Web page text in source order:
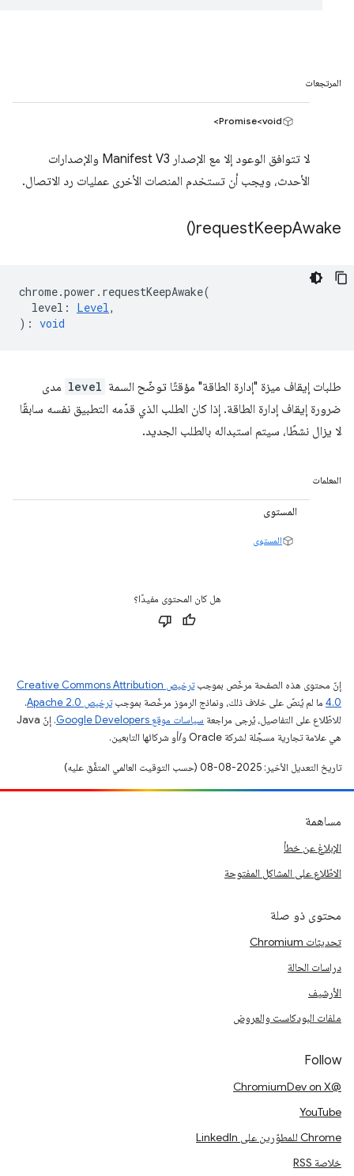
المرتجعات
Promise<void>
لا تتوافق الوعود إلا مع الإصدار Manifest V3 والإصدارات
الأحدث، ويجب أن تستخدم المنصات الأخرى عمليات رد الاتصال.
requestKeepAwake(
)
chrome.power . requestKeepAwake(
level : Level,
) : void
طلبات إيقاف ميزة "إدارة الطاقة" مؤقتًا توضّح السمة level مدى
ضرورة إيقاف إدارة الطاقة. إذا كان الطلب الذي قدّمه التطبيق نفسه سابقًا
لا يزال نشطًا، سيتم استبداله بالطلب الجديد.
المعلمات
المستوى
المستوى
هل كان المحتوى مفيدًا؟
إنّ محتوى هذه الصفحة مرخّص بموجب
ترخيص Creative Commons Attribution
4.0‏ ما لم يُنصّ على خلاف ذلك، ونماذج الرموز مرخّصة بموجبترخيص Apache 2.0‏
.
للاطّلاع على التفاصيل، يُرجى مراجعة سياسات موقع Google Developers‏
. إنّ Java
هي علامة تجارية مسجَّلة لشركة Oracle و/أو شركائها التابعين.
تاريخ التعديل الأخير: 2025-08-08 (حسب التوقيت العالمي المتفَّق عليه)
مساهمة
الإبلاغ عن خطأ
الاطّلاع على المشاكل المفتوحة
محتوى ذو صلة
تحديثات Chromium
دراسات الحالة
الأرشيف
ملفات البودكاست والعروض
Follow
@ChromiumDev on X
YouTube
Chrome للمطوّرين على LinkedIn
خلاصة RSS